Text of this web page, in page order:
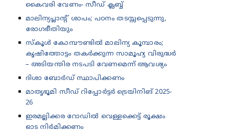
കൈവരി വേണം- സീഡ് ക്ലബ്ബ്
മാലിന്യപ്ലാന്റ് ശാപം; പഠനം തടസ്സപ്പെടുന്നു,
രോഗഭീതിയും
സ്കൂൾ കോമ്പൗണ്ടിൽ മാലിന്യ കൂമ്പാരം;
കൃഷിത്തോട്ടം തകർക്കുന്ന സാമൂഹ്യ വിരുദ്ധർ
– അടിയന്തിര നടപടി വേണമെന്ന് ആവശ്യം
ദിശാ ബോർഡ് സ്ഥാപിക്കണം
മാതൃഭൂമി സീഡ് റിപ്പോർട്ടർ ട്രെയിനിങ് 2025-
26
ഇരമല്ലിക്കര റോഡിൽ വെള്ളക്കെട്ട് രൂക്ഷം
ഓട നിർമിക്കണം